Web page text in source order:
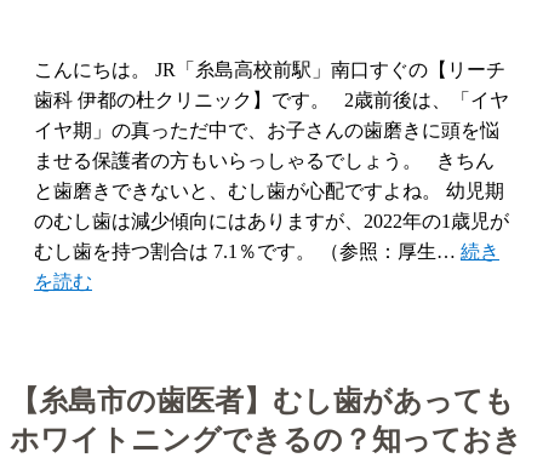
こんにちは。 JR「糸島高校前駅」南口すぐの【リーチ
歯科 伊都の杜クリニック】です。 2歳前後は、「イヤ
イヤ期」の真っただ中で、お子さんの歯磨きに頭を悩
ませる保護者の方もいらっしゃるでしょう。 きちん
と歯磨きできないと、むし歯が心配ですよね。 幼児期
のむし歯は減少傾向にはありますが、2022年の1歳児が
むし歯を持つ割合は 7.1％です。 （参照：厚生… 続き
を読む
【糸島市の歯医者】むし歯があっても
ホワイトニングできるの？知っておき